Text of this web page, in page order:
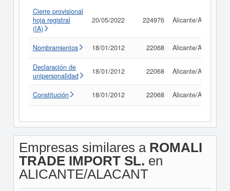
Cierre provisional
hoja registral
(IA)
20/05/2022 224976 Alicante/Alacant
Nombramientos 18/01/2012 22068 Alicante/Alacant
Declaración de
unipersonalidad
18/01/2012 22068 Alicante/Alacant
Constitución 18/01/2012 22068 Alicante/Alacant
Empresas similares a ROMALI
TRADE IMPORT SL. en
ALICANTE/ALACANT